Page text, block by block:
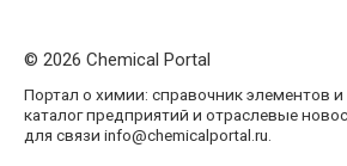
© 2026 Chemical Portal
Портал о химии: справочник элементов и
каталог предприятий и отраслевые
для связи info@chemicalportal.ru.